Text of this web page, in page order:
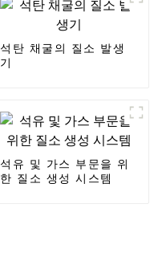
석탄 채굴의 질소 발생
기
석유 및 가스 부문을 위
한 질소 생성 시스템